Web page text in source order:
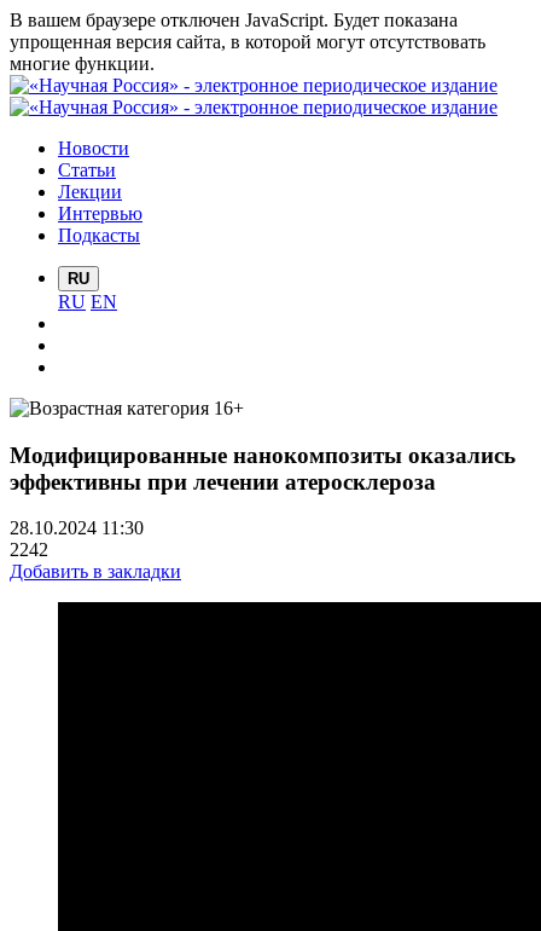
В вашем браузере отключен JavaScript. Будет показана
упрощенная версия сайта, в которой могут отсутствовать
многие функции.
Новости
Статьи
Лекции
Интервью
Подкасты
RU
RU EN
Модифицированные нанокомпозиты оказались
эффективны при лечении атеросклероза
28.10.2024 11:30
2242
Добавить в закладки